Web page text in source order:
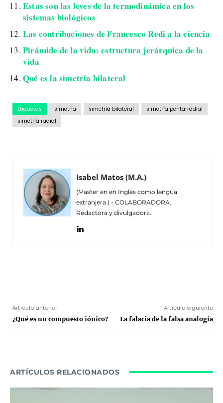
Estas son las leyes de la termodinámica en los
sistemas biológicos
Las contribuciones de Francesco Redi a la ciencia
Pirámide de la vida: estructura jerárquica de la
vida
Qué es la simetría bilateral
Etiquetas simetría simetría bilateral
simetría pentarradial
simetría radial
Isabel Matos (M.A.)
(Master en en Inglés como lengua
extranjera.) - COLABORADORA.
Redactora y divulgadora.
Artículo anterior
¿Qué es un compuesto iónico?
Artículo siguiente
La falacia de la falsa analogía
ARTÍCULOS RELACIONADOS